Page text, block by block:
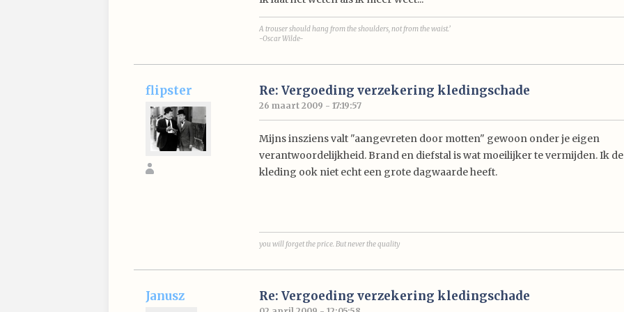
A trouser should hang from the shoulders, not from the waist.’
-Oscar Wilde-
flipster Re: Vergoeding verzekering kledingschade
26 maart 2009 - 17:19:57
Mijns insziens valt "aangevreten door motten" gewoon onder je eigen
verantwoordelijkheid. Brand en diefstal is wat moeilijker te vermijden. Ik
kleding ook niet echt een grote dagwaarde heeft.
you will forget the price. But never the quality
Janusz Re: Vergoeding verzekering kledingschade